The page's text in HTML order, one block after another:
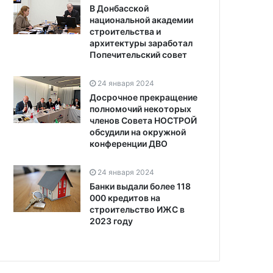
В Донбасской
национальной академии
строительства и
архитектуры заработал
Попечительский совет
24 января 2024
Досрочное прекращение
полномочий некоторых
членов Совета НОСТРОЙ
обсудили на окружной
конференции ДВО
24 января 2024
Банки выдали более 118
000 кредитов на
строительство ИЖС в
2023 году